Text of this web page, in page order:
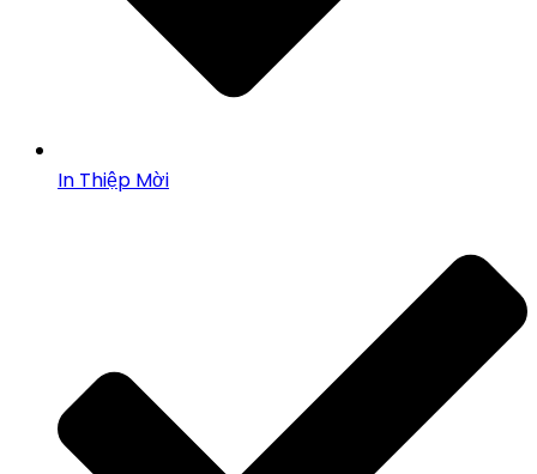
In Thiệp Mời